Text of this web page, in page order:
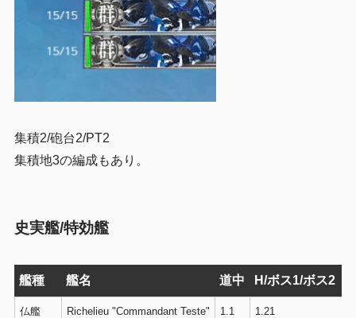
集積2/砲台2/PT2
集積地3の編成もあり。
史実艦/特効艦
艦種 艦名 道中 H/ボス1/ボス2
仏艦
Richelieu "Commandant Teste"
1.1 1.21